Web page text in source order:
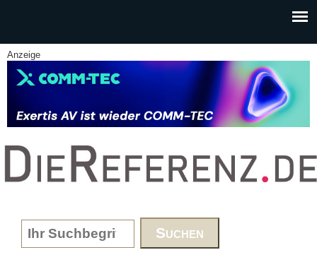
Anzeige
www.DieReferenz.de
Search form